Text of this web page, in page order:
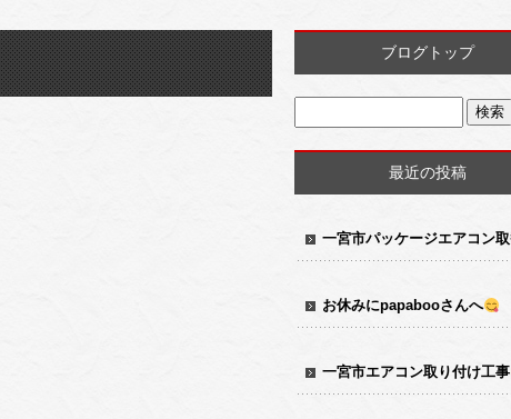
ブログトップ
最近の投稿
お休みにpapabooさんへ
一宮市エアコン取り付け工事